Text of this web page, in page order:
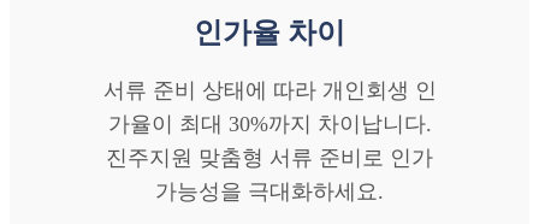
인가율 차이
서류 준비 상태에 따라 개인회생 인
가율이 최대 30%까지 차이납니다.
진주지원 맞춤형 서류 준비로 인가
가능성을 극대화하세요.